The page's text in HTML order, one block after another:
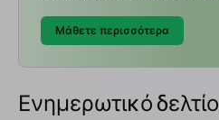
Μάθετε περισσότερα
Ενημερωτικό